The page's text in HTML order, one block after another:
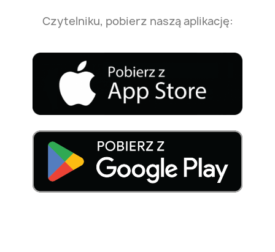
Czytelniku, pobierz naszą aplikację: